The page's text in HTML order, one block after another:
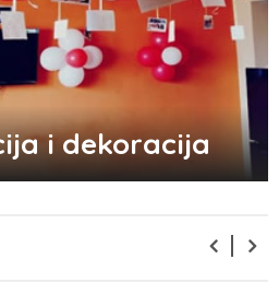
i dekoracija
kako da pobedite stres